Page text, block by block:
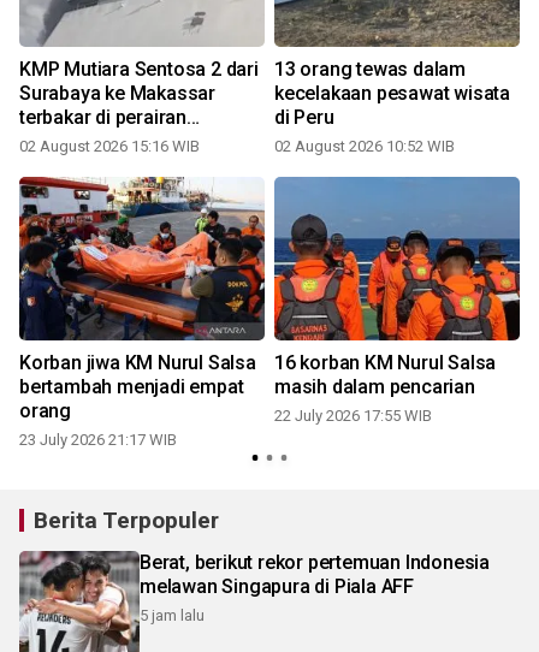
KMP Mutiara Sentosa 2 dari
Surabaya ke Makassar
terbakar di perairan
Sumenep
02 August 2026 15:16 WIB
13 orang tewas dalam
kecelakaan pesawat wisata
di Peru
02 August 2026 10:52 WIB
Korban jiwa KM Nurul Salsa
bertambah menjadi empat
orang
23 July 2026 21:17 WIB
16 korban KM Nurul Salsa
masih dalam pencarian
22 July 2026 17:55 WIB
Berita Terpopuler
Berat, berikut rekor pertemuan Indonesia
melawan Singapura di Piala AFF
5 jam lalu